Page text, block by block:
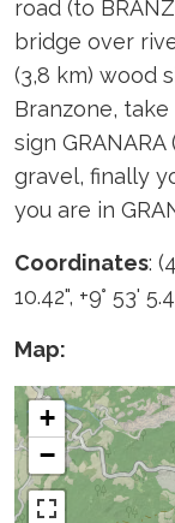
road (to
bridge over
(3,8 km) wood
Branzone,
sign
gravel, finally
you are in
Coordinates:
10.42", +9° 53'
Map: